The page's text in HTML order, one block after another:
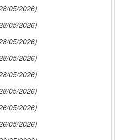
05/2026)
05/2026)
05/2026)
05/2026)
05/2026)
05/2026)
05/2026)
05/2026)